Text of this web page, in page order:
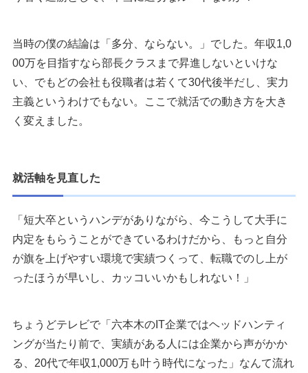
当時の僕の結論は「多分、ならない。」でした。年収1,0
00万を目指すなら部長クラスまで昇進しないといけな
い、でもどの会社も役職者は若くて30代後半だし、実力
主義というわけでもない。ここで就活での動き方を大き
く変えました。
就活軸を見直した
「短大卒というハンデがありながら、今こうして大手に
内定をもらうことができているわけだから、もっと自分
が旗を上げやすい環境で実績つくって、転職でのし上が
ったほうが早いし、カッコいいかもしれない！」
ちょうどテレビで「六本木のIT企業ではヘッドハンティ
ングが当たり前で、実績がある人には企業から声がかか
る、20代で年収1,000万も叶う時代になった」なんて流れ